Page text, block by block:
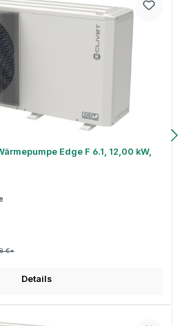
Edge F 6.1, 12,00 kW,
€*
Details